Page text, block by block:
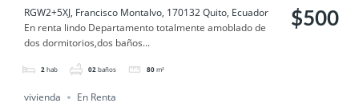
170132 Quito, Ecuador
RGW2+5XJ, Francisco Montalvo, 170132 Quito, Ecuador
En renta lindo Departamento totalmente amoblado de
dos dormitorios,dos baños...
2 hab 02 baños 80 m²
$500
vivienda En Renta